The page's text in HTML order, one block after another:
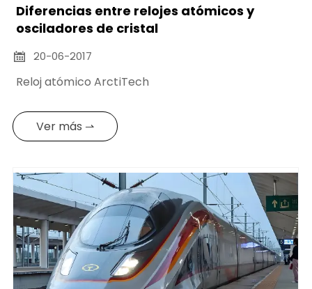
Diferencias entre relojes atómicos y
osciladores de cristal
 20-06-2017
Reloj atómico ArctiTech
Ver más ⇀